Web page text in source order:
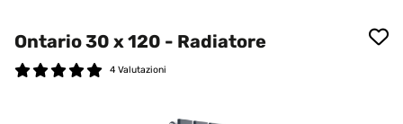
Ontario 30 x 120 - Radiatore
4 Valutazioni